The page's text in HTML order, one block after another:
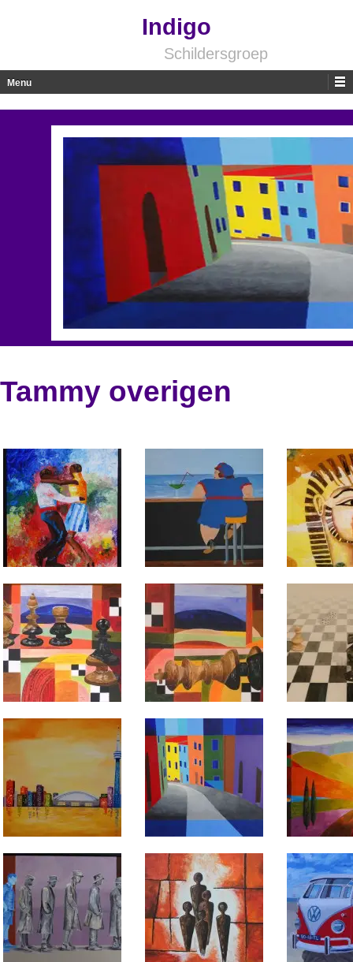
Indigo
Schildersgroep
Menu
Tammy overigen